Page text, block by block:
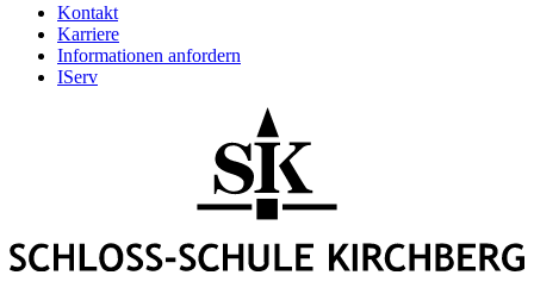
Kontakt
Karriere
Informationen anfordern
IServ